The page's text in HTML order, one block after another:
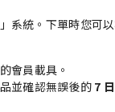
系統。下單時您可
會員載具。
並確認無誤後的 7